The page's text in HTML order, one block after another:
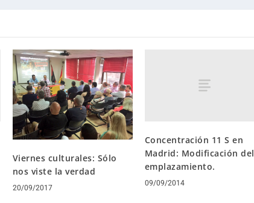
Viernes culturales: Sólo
nos viste la verdad
20/09/2017
Concentración 11 S en
Madrid: Modificación del
emplazamiento.
09/09/2014